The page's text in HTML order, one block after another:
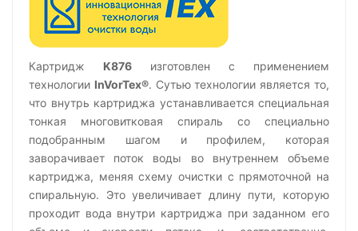
Картридж K876 изготовлен с применением
технологии InVorTex®. Сутью технологии является то,
что внутрь картриджа устанавливается специальная
тонкая многовитковая спираль со специально
подобранным шагом и профилем, которая
заворачивает поток воды во внутреннем объеме
картриджа, меняя схему очистки с прямоточной на
спиральную. Это увеличивает длину пути, которую
проходит вода внутри картриджа при заданном его